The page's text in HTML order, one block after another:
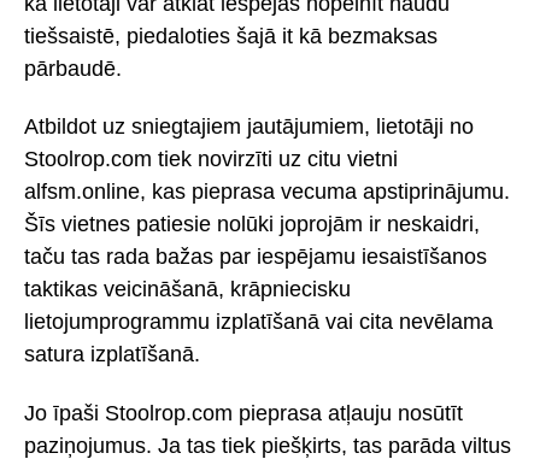
tiešsaistē, piedaloties šajā it kā bezmaksas
pārbaudē.
Atbildot uz sniegtajiem jautājumiem, lietotāji no
Stoolrop.com tiek novirzīti uz citu vietni
alfsm.online, kas pieprasa vecuma apstiprinājumu.
Šīs vietnes patiesie nolūki joprojām ir neskaidri,
taču tas rada bažas par iespējamu iesaistīšanos
taktikas veicināšanā, krāpniecisku
lietojumprogrammu izplatīšanā vai cita nevēlama
satura izplatīšanā.
Jo īpaši Stoolrop.com pieprasa atļauju nosūtīt
paziņojumus. Ja tas tiek piešķirts, tas parāda viltus